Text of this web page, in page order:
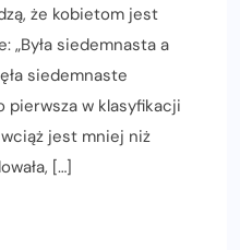
że kobietom jest
„Była siedemnasta a
siedemnaste
pierwsza w klasyfikacji
jest mniej niż
[…]